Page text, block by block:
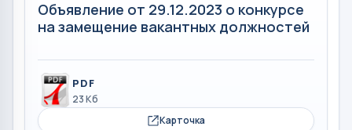
Объявление от 29.12.2023 о конкурсе
на замещение вакантных должностей
PDF
23 Кб
Карточка